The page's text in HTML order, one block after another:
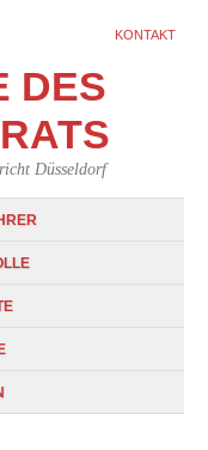
KONTAKT
DES
Düsseldorf